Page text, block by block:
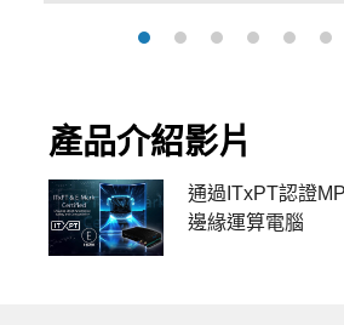
產品介紹影片
通過ITxPT認證
邊緣運算電腦